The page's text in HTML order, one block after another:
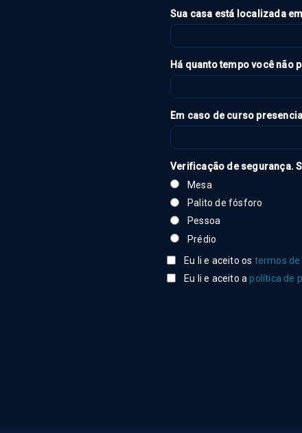
Sua casa está localizada
Há quanto tempo você
Em caso de curso
Verificação de segurança.
Mesa
Palito de fósforo
Pessoa
Prédio
Eu li e aceito os termos de
Eu li e aceito apolítica de